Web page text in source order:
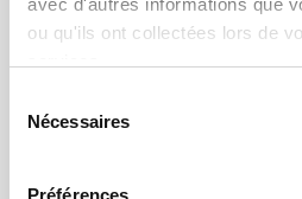
avec d'autres informations que
ou qu'ils ont collectées lors de
Nécessaires
Préférences
Alexandre Castro, 11